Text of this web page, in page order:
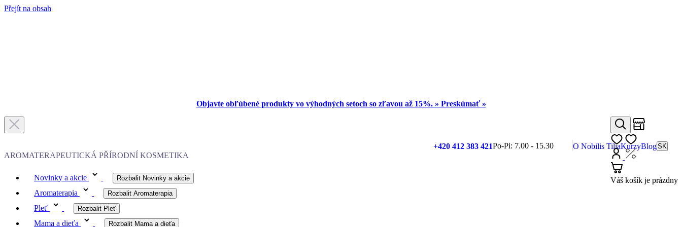
Přejít na obsah
Objavte obľúbené produkty vo výhodných setoch so zľavou až 15%. » Preskúmať »
AROMATERAPEUTICKÁ PŘÍRODNÍ KOSMETIKA
Novinky a akcie Rozbalit Novinky a akcie
Aromaterapia Rozbalit Aromaterapia
Pleť Rozbalit Pleť
Mama a dieťa Rozbalit Mama a dieťa
+420 412 383 421Po-Pi: 7.00 - 15.30 O Nobilis TiliaKurzyBlogSK
Hľadať
Prihlásiť
Nákup s DPH
Váš košík je prázdny